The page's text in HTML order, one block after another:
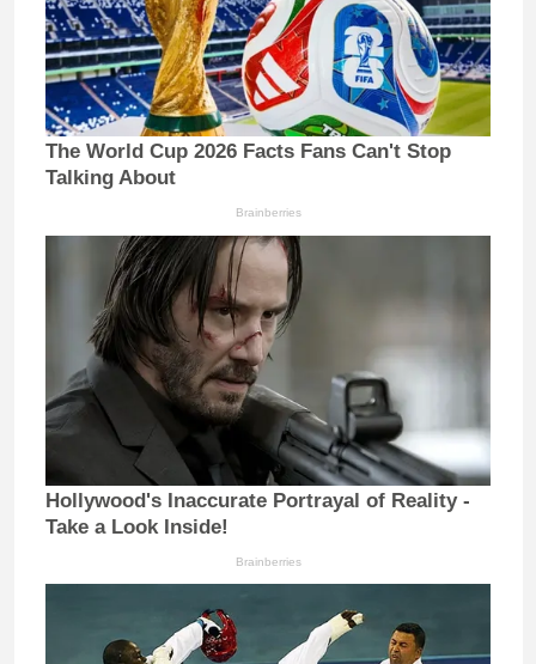
The World Cup 2026 Facts Fans Can't Stop
Talking About
Brainberries
Hollywood's Inaccurate Portrayal of Reality -
Take a Look Inside!
Brainberries